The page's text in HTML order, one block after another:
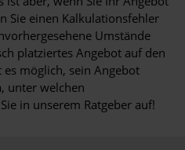
Sie einen Kalkulationsfehler
Umstände
platziertes Angebot auf den
möglich, sein Angebot
unter welchen
in unserem Ratgeber auf!